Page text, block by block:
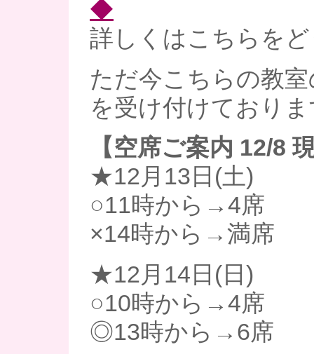
◆
詳しくはこちらをど
ただ今こちらの教
を受け付けており
【空席ご案内 12/8
★12月13日(土)
○11時から→4席
×14時から→満席
★12月14日(日)
○10時から→4席
◎13時から→6席